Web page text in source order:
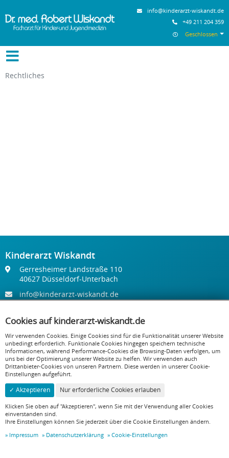
info@kinderarzt-wiskandt.de
+49 211 204 359
Geschlossen
Rechtliches
Kinderarzt Wiskandt
Gerresheimer Landstraße 110
40627 Düsseldorf-Unterbach
info@kinderarzt-wiskandt.de
+49 211 204 359
+49 211 204 342
Jetzt Termin vereinbaren
Rechtliches
Impressum
Cookie-Einstellungen
Datenschutzerklärung
Cookies auf kinderarzt-wiskandt.de
Wir verwenden Cookies. Einige Cookies sind für die Funktionalität unserer Website
unbedingt erforderlich. Funktionale Cookies hingegen speichern technische
Informationen, während Performance-Cookies die Browsing-Daten verfolgen, um
uns bei der Optimierung unserer Website zu helfen. Wir verwenden auch
Drittanbieter-Cookies von unseren Partnern. Diese werden in unserer Cookie-
Einstellungen aufgeführt.
✓ Akzeptieren Nur erforderliche Cookies erlauben
Klicken Sie oben auf "Akzeptieren", wenn Sie mit der Verwendung aller Cookies
einverstanden sind.
Ihre Einstellungen können Sie jederzeit über die Cookie Einstellungen ändern.
Impressum
Datenschutzerklärung Cookie-Einstellungen